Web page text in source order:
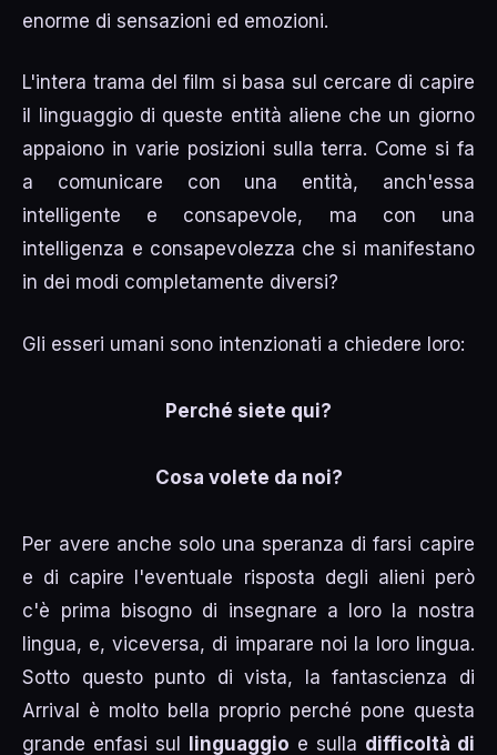
enorme di sensazioni ed emozioni.
L'intera trama del film si basa sul cercare di capire
il linguaggio di queste entità aliene che un giorno
appaiono in varie posizioni sulla terra. Come si fa
a comunicare con una entità, anch'essa
intelligente e consapevole, ma con una
intelligenza e consapevolezza che si manifestano
in dei modi completamente diversi?
Gli esseri umani sono intenzionati a chiedere loro:
Perché siete qui?
Cosa volete da noi?
Per avere anche solo una speranza di farsi capire
e di capire l'eventuale risposta degli alieni però
c'è prima bisogno di insegnare a loro la nostra
lingua, e, viceversa, di imparare noi la loro lingua.
Sotto questo punto di vista, la fantascienza di
Arrival è molto bella proprio perché pone questa
grande enfasi sul linguaggio e sulla difficoltà di